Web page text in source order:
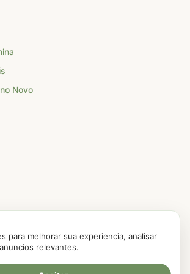
Novo
para melhorar sua experiencia, analisar
relevantes.